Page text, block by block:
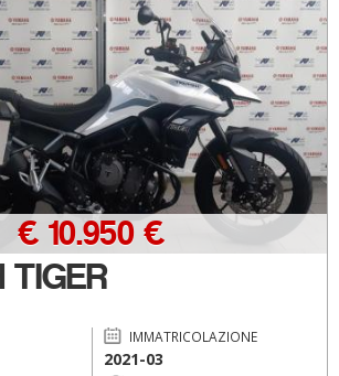
TIGER
€ 10.950 €
IMMATRICOLAZIONE
2021-03